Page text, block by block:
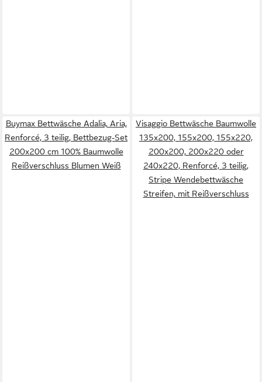
Buymax Bettwäsche Adalia, Aria,
Renforcé, 3 teilig, Bettbezug-Set
200x200 cm 100% Baumwolle
Reißverschluss Blumen Weiß
Visaggio Bettwäsche Baumwolle
135x200, 155x200, 155x220,
200x200, 200x220 oder
240x220, Renforcé, 3 teilig,
Stripe Wendebettwäsche
Streifen, mit Reißverschluss